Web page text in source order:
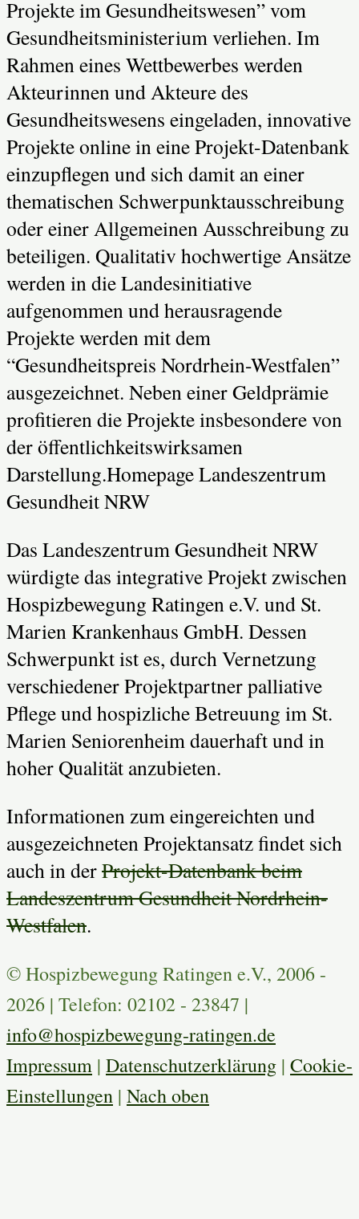
Projekte im Gesundheitswesen” vom
Gesundheitsministerium verliehen. Im
Rahmen eines Wettbewerbes werden
Akteurinnen und Akteure des
Gesundheitswesens eingeladen, innovative
Projekte online in eine Projekt-Datenbank
einzupflegen und sich damit an einer
thematischen Schwerpunktausschreibung
oder einer Allgemeinen Ausschreibung zu
beteiligen. Qualitativ hochwertige Ansätze
werden in die Landesinitiative
aufgenommen und herausragende
Projekte werden mit dem
“Gesundheitspreis Nordrhein-Westfalen”
ausgezeichnet. Neben einer Geldprämie
profitieren die Projekte insbesondere von
der öffentlichkeitswirksamen
Darstellung.Homepage Landeszentrum
Gesundheit NRW
Das Landeszentrum Gesundheit NRW
würdigte das integrative Projekt zwischen
Hospizbewegung Ratingen e.V. und St.
Marien Krankenhaus GmbH. Dessen
Schwerpunkt ist es, durch Vernetzung
verschiedener Projektpartner palliative
Pflege und hospizliche Betreuung im St.
Marien Seniorenheim dauerhaft und in
hoher Qualität anzubieten.
Informationen zum eingereichten und
ausgezeichneten Projektansatz findet sich
auch in derProjekt-Datenbank beim
Landeszentrum Gesundheit Nordrhein-
Westfalen.
© Hospizbewegung Ratingen e.V., 2006 -
2026 | Telefon: 02102 - 23847 |
info@hospizbewegung-ratingen.de
Impressum | Datenschutzerklärung | Cookie-
Einstellungen | Nach oben